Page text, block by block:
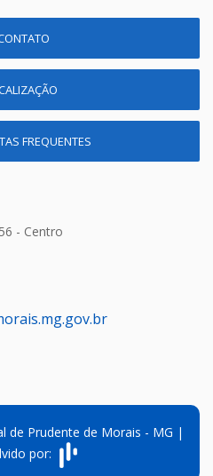
FREQUENTES
- Centro
de Prudente de Morais - MG |
por: